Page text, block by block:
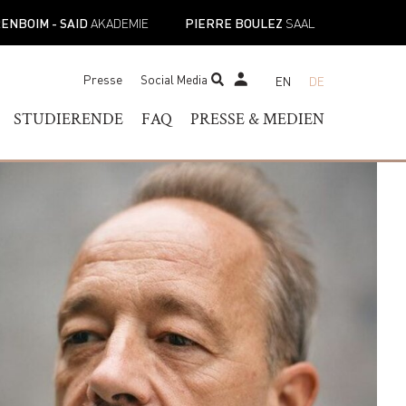
- SAIDAKADEMIE PIERRE BOULEZ SAAL
Presse Social Media
STUDENTS TICKET SHOP
EN DE
OF MUSIC
STUDIERENDE
SERVICE FÜR STUDIERENDE
AKADEMISCHER KALENDER
EINRICHTUNGEN
ORIENTIERUNGSWOCHEN
FÜR NEUE STUDIERENDE
STUDIERENDENVERTRETUNG
SEKRETARIAT FÜR
STUDIERENDE
FAQ
PRESSE & MEDIEN
PRESSEKONTAKT
PRESSEMITTEILUNGEN
PRESSEDOWNLOADS
NEWS
PODCAST
MUSICAL PERSPECTIVES